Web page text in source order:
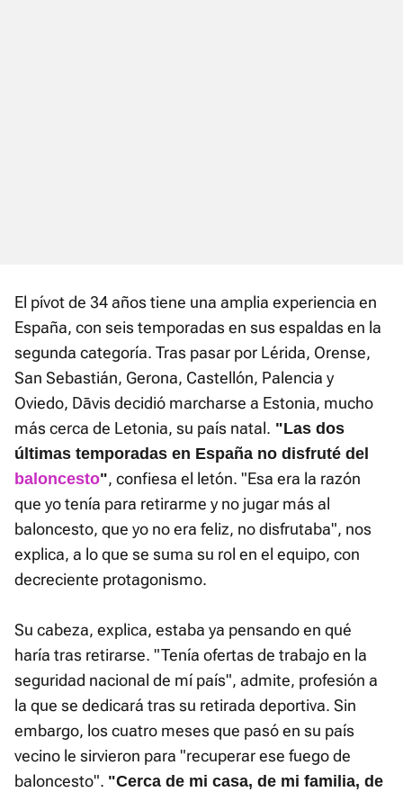
El pívot de 34 años tiene una amplia experiencia en
España, con seis temporadas en sus espaldas en la
segunda categoría. Tras pasar por Lérida, Orense,
San Sebastián, Gerona, Castellón, Palencia y
Oviedo, Dāvis decidió marcharse a Estonia, mucho
más cerca de Letonia, su país natal. "Las dos
últimas temporadas en España no disfruté del
baloncesto", confiesa el letón. "Esa era la razón
que yo tenía para retirarme y no jugar más al
baloncesto, que yo no era feliz, no disfrutaba", nos
explica, a lo que se suma su rol en el equipo, con
decreciente protagonismo.
Su cabeza, explica, estaba ya pensando en qué
haría tras retirarse. "Tenía ofertas de trabajo en la
seguridad nacional de mí país", admite, profesión a
la que se dedicará tras su retirada deportiva. Sin
embargo, los cuatro meses que pasó en su país
vecino le sirvieron para "recuperar ese fuego de
baloncesto". "Cerca de mi casa, de mi familia, de